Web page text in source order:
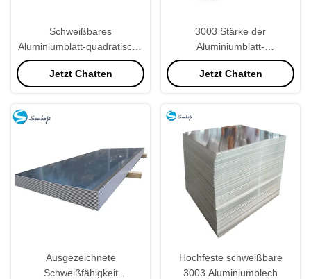
Schweißbares
Aluminiumblatt-quadratische
Form der
Korrosionsbeständigkeits-
Jetzt Chatten
3003 Stärke der
Aluminiumblatt-
Aluminiumplatten-1.5mm
Jetzt Chatten
Ausgezeichnete
Schweißfähigkeit
Hochfeste schweißbare
3003 Aluminiumblech